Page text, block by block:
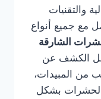
والتقنيات
مع جميع أنواع
الشارقة
الكشف عن
من المبيدات،
بشكل